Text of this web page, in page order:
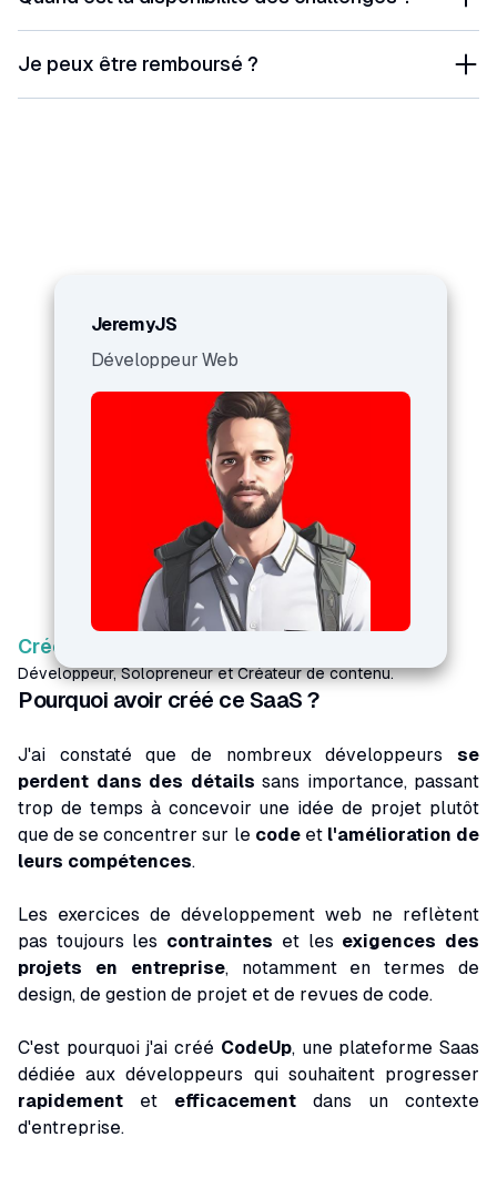
Je peux être remboursé ?
Créé par
Développeur, Solopreneur et Créateur de contenu.
Pourquoi avoir créé ce SaaS ?
J'ai constaté que de nombreux développeurs se
perdent dans des détails sans importance, passant
trop de temps à concevoir une idée de projet plutôt
que de se concentrer sur le codeet l'amélioration de
leurs compétences.
Les exercices de développement web ne reflètent
pas toujours les contraintes et les exigences des
projets en entreprise, notamment en termes de
design, de gestion de projet et de revues de code.
C'est pourquoi j'ai créé CodeUp, une plateforme Saas
dédiée aux développeurs qui souhaitent progresser
rapidement et efficacement dans un contexte
d'entreprise.
JeremyJS
Développeur Web